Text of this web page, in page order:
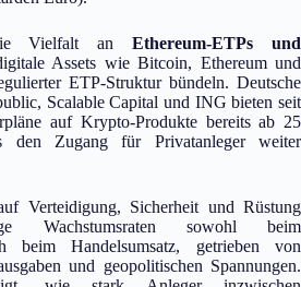
Vielfalt anEthereum‑ETPs und
Assets wie Bitcoin, Ethereum und
ETP‑Struktur bündeln. Deutsche
Scalable Capital und ING bieten seit
auf Krypto‑Produkte bereits ab 25
den Zugang für Privatanleger weiter
Verteidigung, Sicherheit und Rüstung
Wachstumsraten sowohl beim
beim Handelsumsatz, getrieben von
und geopolitischen Spannungen.